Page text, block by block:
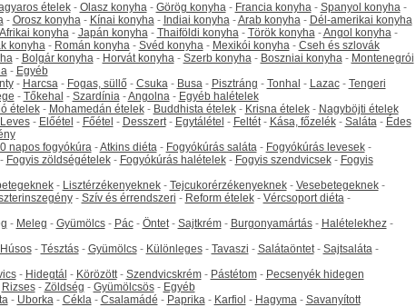
ételek- Olasz konyha- Görög konyha- Francia konyha- Spanyol konyha-
- Orosz konyha- Kínai konyha- Indiai konyha-Arab konyha- Dél-amerikai konyha
Afrikai konyha- Japán konyha- Thaiföldi konyha- Török konyha-Angol konyha-
konyha- Román konyha- Svéd konyha- Mexikói konyha- Cseh és szlovák
- Bolgár konyha- Horvát konyha- Szerb konyha- Boszniai konyha- Montenegrói
- Egyéb
- Harcsa- Fogas, süllő- Csuka- Busa- Pisztráng - Tonhal - Lazac- Tengeri
- Tőkehal - Szardínia-Angolna- Egyéb halételek
ételek- Mohamedán ételek- Buddhista ételek- Krisna ételek- Nagyböjti ételek
Leves- Előétel - Főétel - Desszert- Egytálétel - Feltét- Kása, főzelék- Saláta- Édes
napos fogyókúra-Atkins diéta- Fogyókúrás saláta- Fogyókúrás levesek-
Fogyis zöldségételek- Fogyókúrás halételek- Fogyis szendvicsek- Fogyis
- Lisztérzékenyeknek- Tejcukorérzékenyeknek- Vesebetegeknek-
- Szív és érrendszeri - Reform ételek- Vércsoport diéta-
- Meleg - Gyümölcs- Pác- Öntet- Sajtkrém- Burgonyamártás- Halételekhez-
Húsos- Tésztás- Gyümölcs- Különleges- Tavaszi - Salátaöntet- Sajtsaláta-
- Hidegtál - Körözött- Szendvicskrém- Pástétom- Pecsenyék hidegen
Rizses- Zöldség - Gyümölcsös- Egyéb
- Uborka- Cékla- Csalamádé - Paprika- Karfiol - Hagyma- Savanyított